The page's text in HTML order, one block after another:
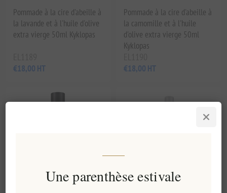
Pommade à la cire d'abeille à
la lavande et à l'huile d'olive
extra vierge 50ml Kyklopas
€18,00 HT
Pommade à la cire d'abeille à
la camomille et à l'huile
d'olive extra vierge 50ml
Kyklopas
€18,00 HT
Une parenthèse estivale